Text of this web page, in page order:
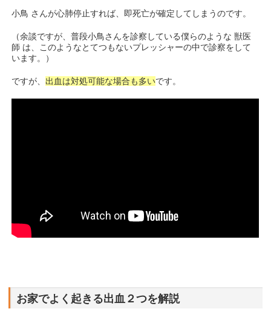
小鳥 さんが心肺停止すれば、即死亡が確定してしまうのです。
（余談ですが、普段小鳥さんを診察している僕らのような 獣医
師 は、このようなとてつもないプレッシャーの中で診察をして
います。）
ですが、 出血は対処可能な場合も多いです。
お家でよく起きる出血２つを解説